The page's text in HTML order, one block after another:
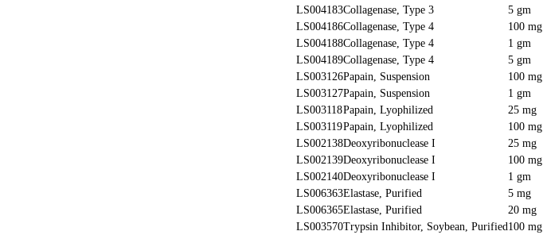
LS004183Collagenase, Type 3
5 gm
LS004186Collagenase, Type 4
100 mg
LS004188Collagenase, Type 4
1 gm
LS004189Collagenase, Type 4
5 gm
LS003126Papain, Suspension
100 mg
LS003127Papain, Suspension
1 gm
LS003118Papain, Lyophilized
25 mg
LS003119Papain, Lyophilized
100 mg
LS002138Deoxyribonuclease I
25 mg
LS002139Deoxyribonuclease I
100 mg
LS002140Deoxyribonuclease I
1 gm
LS006363Elastase, Purified
5 mg
LS006365Elastase, Purified
20 mg
LS003570Trypsin Inhibitor, Soybean, Purified100 mg